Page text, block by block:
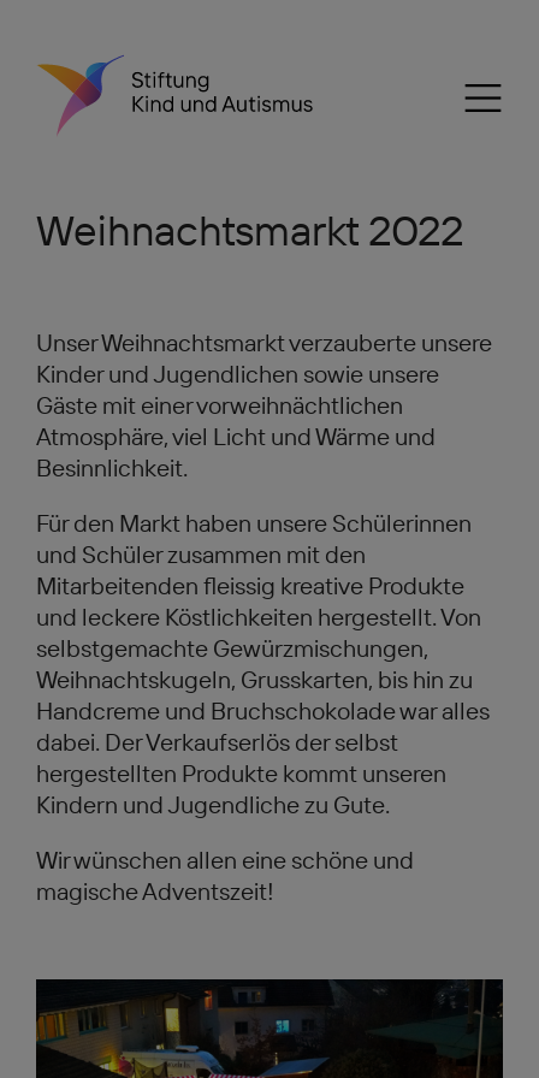
Weihnachtsmarkt 2022
Unser Weihnachtsmarkt verzauberte unsere
Kinder und Jugendlichen sowie unsere
Gäste mit einer vorweihnächtlichen
Atmosphäre, viel Licht und Wärme und
Besinnlichkeit.
Für den Markt haben unsere Schülerinnen
und Schüler zusammen mit den
Mitarbeitenden fleissig kreative Produkte
und leckere Köstlichkeiten hergestellt. Von
selbstgemachte Gewürzmischungen,
Weihnachtskugeln, Grusskarten, bis hin zu
Handcreme und Bruchschokolade war alles
dabei. Der Verkaufserlös der selbst
hergestellten Produkte kommt unseren
Kindern und Jugendliche zu Gute.
Wir wünschen allen eine schöne und
magische Adventszeit!